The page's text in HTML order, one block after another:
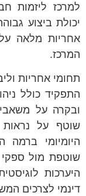
למרכז ליזמות
יכולת ביצוע
אחריות מלאה
המרכז.
תחומי אחריות
התפקיד כולל
ובקרה על
שוטף על נראות
היומיומי ברמה
שוטפת מול ספקי
היערכות
דינמי לצרכים